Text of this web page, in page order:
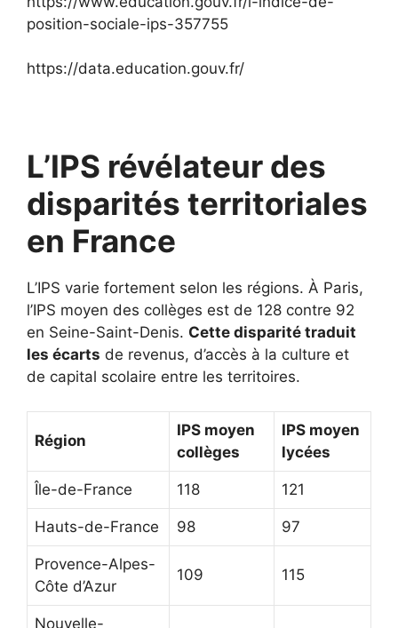
position-sociale-ips-357755
https://data.education.gouv.fr/
L’IPS révélateur des
disparités territoriales
en France
L’IPS varie fortement selon les régions. À Paris,
l’IPS moyen des collèges est de 128 contre 92
en Seine-Saint-Denis. Cette disparité traduit
les écarts de revenus, d’accès à la culture et
de capital scolaire entre les territoires.
Région
IPS moyen
collèges
IPS moyen
lycées
Île-de-France 118 121
Hauts-de-France 98 97
Provence-Alpes-
Côte d’Azur
109 115
Nouvelle-